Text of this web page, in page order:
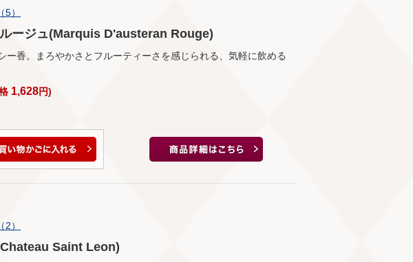
）
ージュ(Marquis D'austeran Rouge)
ー香。まろやかさとフルーティーさを感じられる、気軽に飲める
1,628円)
）
Saint Leon)